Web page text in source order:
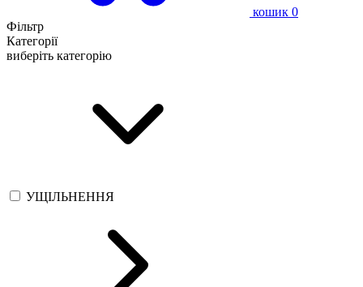
кошик 0
Фільтр
Категорії
виберіть категорію
УЩІЛЬНЕННЯ